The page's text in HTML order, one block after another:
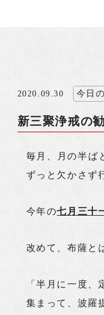
2020.09.30 今日
新三聚浄戒の
毎月、月の半ば
ずっと欠かさず
今年の七月三十
改めて、布薩と
「半月に一度
集まって、波羅